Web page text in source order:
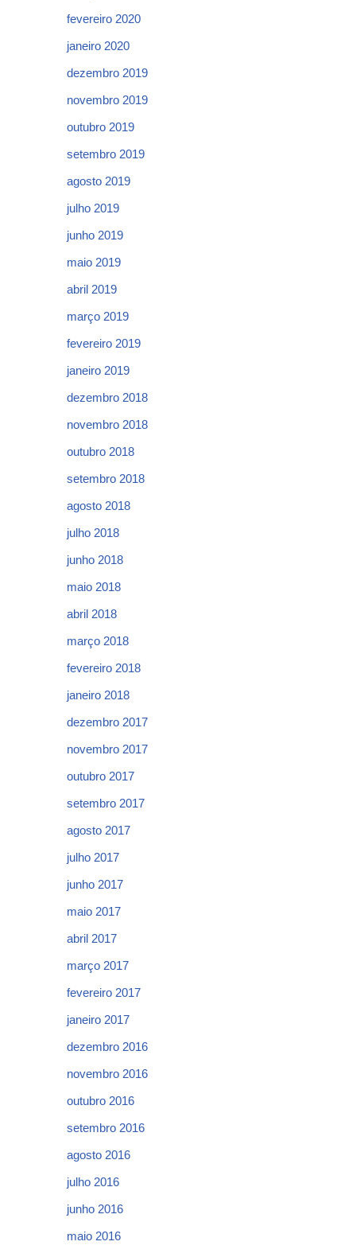
fevereiro 2020
janeiro 2020
dezembro 2019
novembro 2019
outubro 2019
setembro 2019
agosto 2019
julho 2019
junho 2019
maio 2019
abril 2019
março 2019
fevereiro 2019
janeiro 2019
dezembro 2018
novembro 2018
outubro 2018
setembro 2018
agosto 2018
julho 2018
junho 2018
maio 2018
abril 2018
março 2018
fevereiro 2018
janeiro 2018
dezembro 2017
novembro 2017
outubro 2017
setembro 2017
agosto 2017
julho 2017
junho 2017
maio 2017
abril 2017
março 2017
fevereiro 2017
janeiro 2017
dezembro 2016
novembro 2016
outubro 2016
setembro 2016
agosto 2016
julho 2016
junho 2016
maio 2016